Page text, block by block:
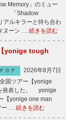
Memory」のミュー
。 「Shadow
アルキラーと待ち合わ
ヌーン … 続きを読む
yonige tough
ＯＰ
2026年8月7日
国ツアー【yonige
発表した。 yonige
【yonige one man
ー … 続きを読む